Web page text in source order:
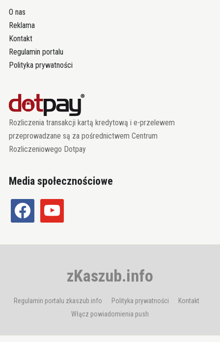
O nas
Reklama
Kontakt
Regulamin portalu
Polityka prywatności
Rozliczenia transakcji kartą kredytową i e-przelewem
przeprowadzane są za pośrednictwem Centrum
Rozliczeniowego Dotpay
Media społecznościowe
facebook youtube
zKaszub.info
Regulamin portalu zkaszub.info Polityka prywatności
Kontakt
Włącz powiadomienia push